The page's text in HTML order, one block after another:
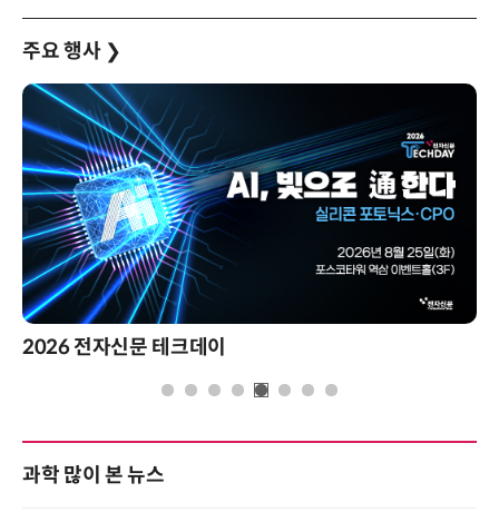
주요 행사 ❯
2026 전자신문 테크데이
과학 많이 본 뉴스